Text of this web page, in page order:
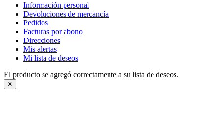
Información personal
Devoluciones de mercancía
Pedidos
Facturas por abono
Direcciones
Mis alertas
Mi lista de deseos
El producto se agregó correctamente a su lista de deseos.
X